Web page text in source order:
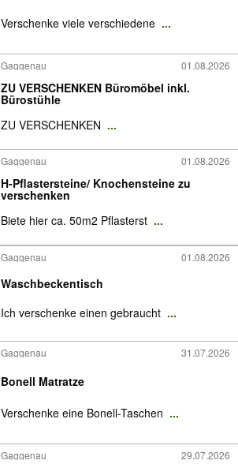
Verschenke viele verschiedene ...
Gaggenau 01.08.2026
ZU VERSCHENKEN Büromöbel inkl.
Bürostühle
ZU VERSCHENKEN ...
Gaggenau 01.08.2026
H-Pflastersteine/ Knochensteine zu
verschenken
Biete hier ca. 50m2 Pflasterst ...
Gaggenau 01.08.2026
Waschbeckentisch
Ich verschenke einen gebraucht ...
Gaggenau 31.07.2026
Bonell Matratze
Verschenke eine Bonell-Taschen ...
Gaggenau 29.07.2026